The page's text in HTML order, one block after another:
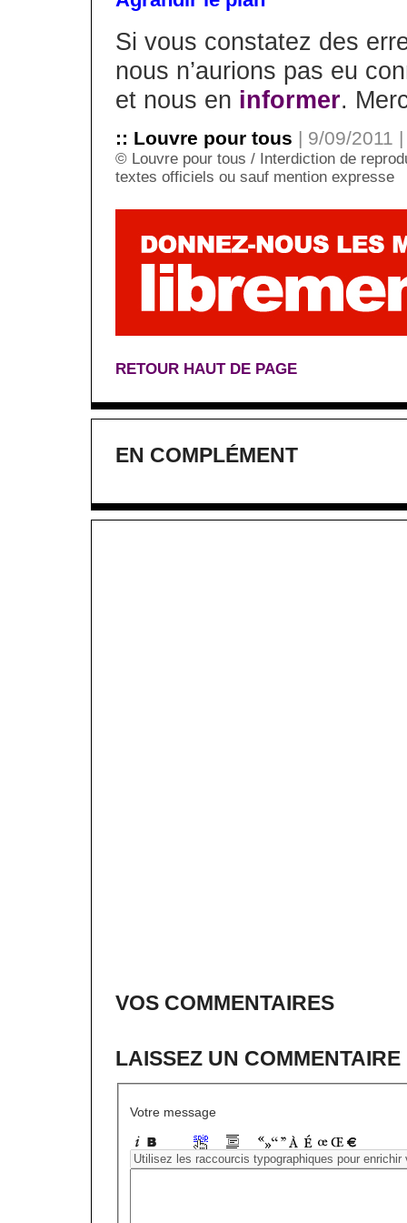
Si vous constatez des
nous n’aurions pas eu
et nous en informer.
:: Louvre pour tous | 9/09/2011
© Louvre pour tous / Interdiction de
textes officiels ou sauf mention expresse
RETOUR HAUT DE PAGE
EN COMPLÉMENT
VOS COMMENTAIRES
LAISSEZ UN COMMENTAIRE
Votre message